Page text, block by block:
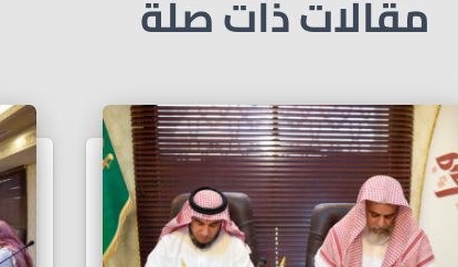
مقالات ذات صلة